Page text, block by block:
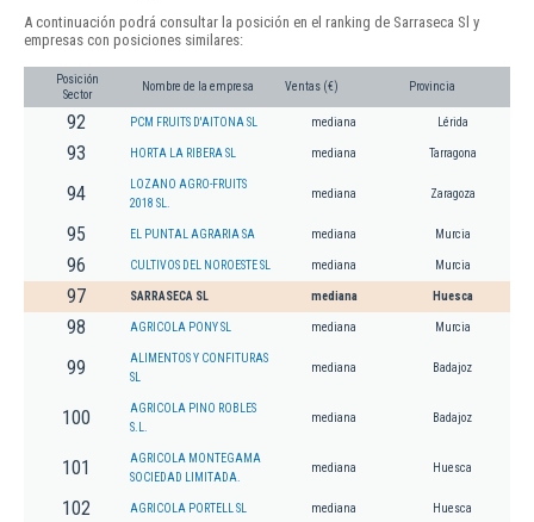
A continuación podrá consultar la posición en el ranking de Sarraseca Sl y
empresas con posiciones similares:
Posición
Sector
Nombre de la empresa Ventas (€) Provincia
92 PCM FRUITS D'AITONA SL mediana Lérida
93 HORTA LA RIBERA SL mediana Tarragona
94
LOZANO AGRO-FRUITS
2018 SL.
mediana Zaragoza
95 EL PUNTAL AGRARIA SA mediana Murcia
96 CULTIVOS DEL NOROESTE SL mediana Murcia
97 SARRASECA SL mediana Huesca
98 AGRICOLA PONY SL mediana Murcia
99
ALIMENTOS Y CONFITURAS
SL
mediana Badajoz
100
AGRICOLA PINO ROBLES
S.L.
mediana Badajoz
101
AGRICOLA MONTEGAMA
SOCIEDAD LIMITADA.
mediana Huesca
102 AGRICOLA PORTELL SL mediana Huesca